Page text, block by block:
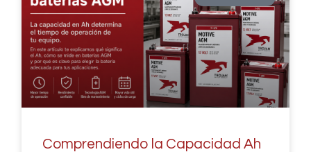
Comprendiendo la Capacidad Ah